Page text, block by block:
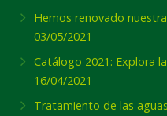
Hemos renovado nuestra
03/05/2021
Catálogo 2021: Explora
16/04/2021
Tratamiento de las